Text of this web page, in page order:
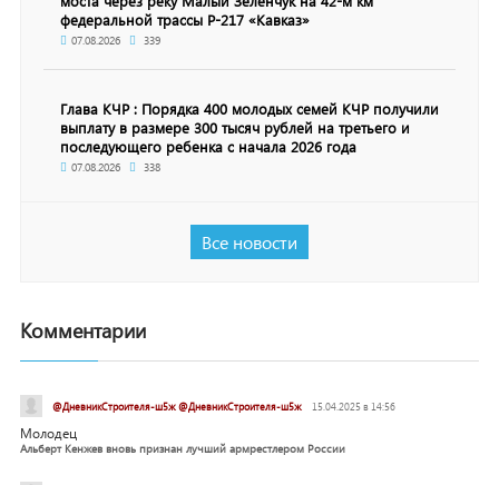
федеральной трассы Р-217 «Кавказ»
07.08.2026 339
Глава КЧР : Порядка 400 молодых семей КЧР получили
выплату в размере 300 тысяч рублей на третьего и
последующего ребенка с начала 2026 года
07.08.2026 338
Все новости
Комментарии
@ДневникСтроителя-ш5ж @ДневникСтроителя-ш5ж 15.04.2025 в 14:56
Молодец
Альберт Кенжев вновь признан лучший армрестлером России